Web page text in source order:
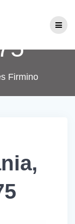
Firmino